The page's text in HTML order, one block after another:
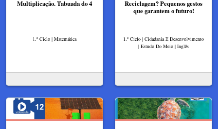
Multiplicação. Tabuada do 4
1.º Ciclo | Matemática
Reciclagem? Pequenos gestos
que garantem o futuro!
1.º Ciclo | Cidadania E Desenvolvimento
| Estudo Do Meio | Inglês